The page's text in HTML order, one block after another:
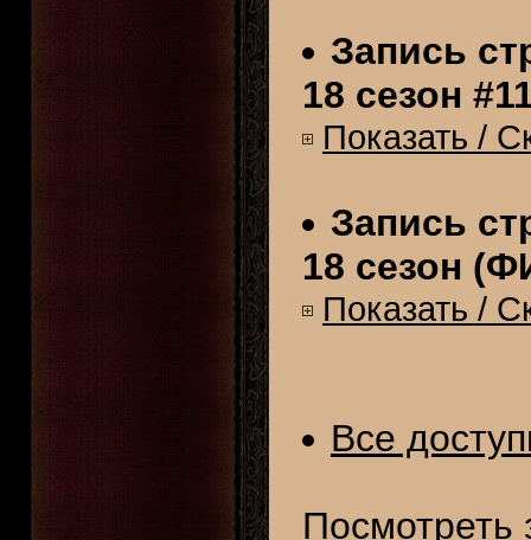
Запись
18 сезон
Показать /
Запись
18 сезон
Показать /
Все
Посмотреть